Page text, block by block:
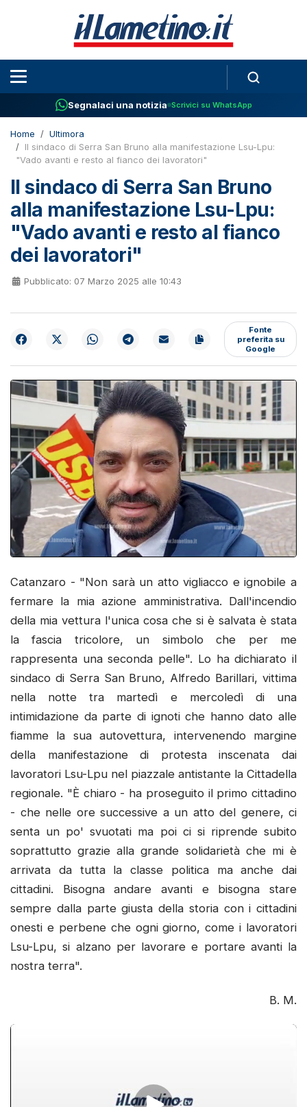
Segnalaci una notizia Scrivici su WhatsApp
Home
Ultimora
Il sindaco di Serra San Bruno alla manifestazione Lsu-Lpu:
"Vado avanti e resto al fianco dei lavoratori"
Il sindaco di Serra San Bruno
alla manifestazione Lsu-Lpu:
"Vado avanti e resto al fianco
dei lavoratori"
Pubblicato: 07 Marzo 2025 alle 10:43
Fonte
preferita su
Google
Catanzaro - "Non sarà un atto vigliacco e ignobile a
fermare la mia azione amministrativa. Dall'incendio
della mia vettura l'unica cosa che si è salvata è stata
la fascia tricolore, un simbolo che per me
rappresenta una seconda pelle". Lo ha dichiarato il
sindaco di Serra San Bruno, Alfredo Barillari, vittima
nella notte tra martedì e mercoledì di una
intimidazione da parte di ignoti che hanno dato alle
fiamme la sua autovettura, intervenendo margine
della manifestazione di protesta inscenata dai
lavoratori Lsu-Lpu nel piazzale antistante la Cittadella
regionale. "È chiaro - ha proseguito il primo cittadino
- che nelle ore successive a un atto del genere, ci
senta un po' svuotati ma poi ci si riprende subito
soprattutto grazie alla grande solidarietà che mi è
arrivata da tutta la classe politica ma anche dai
cittadini. Bisogna andare avanti e bisogna stare
sempre dalla parte giusta della storia con i cittadini
onesti e perbene che ogni giorno, come i lavoratori
Lsu-Lpu, si alzano per lavorare e portare avanti la
nostra terra".
B. M.